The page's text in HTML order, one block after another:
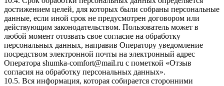
достижением целей, для которых были собраны персональные
данные, если иной срок не предусмотрен договором или
действующим законодательством. Пользователь может в
любой момент отозвать свое согласие на обработку
персональных данных, направив Оператору уведомление
посредством электронной почты на электронный адрес
Оператора shumka-comfort@mail.ru с пометкой «Отзыв
согласия на обработку персональных данных».
10.5. Вся информация, которая собирается сторонними